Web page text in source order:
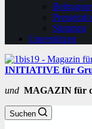
Stimmen
Unterstützen
INITIATIVE für
und MAGAZIN für
Suchen